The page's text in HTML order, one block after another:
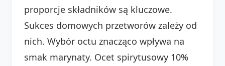
proporcje składników są kluczowe.
Sukces domowych przetworów zależy od
nich. Wybór octu znacząco wpływa na
smak marynaty. Ocet spirytusowy 10%